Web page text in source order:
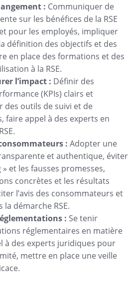
: Communiquer de
sur les bénéfices de la RSE
pour les employés, impliquer
définition des objectifs et des
en place des formations et des
à la RSE.
l’impact : Définir des
(KPIs) clairs et
des outils de suivi et de
faire appel à des experts en
: Adopter une
et authentique, éviter
et les fausses promesses,
concrètes et les résultats
l’avis des consommateurs et
démarche RSE.
: Se tenir
réglementaires en matière
à des experts juridiques pour
mettre en place une veille